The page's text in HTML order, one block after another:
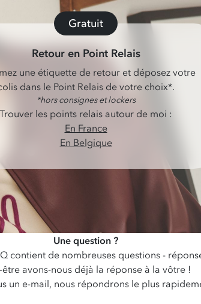
Gratuit
Retour en Point Relais
une étiquette de retour et déposez votre
dans le Point Relais de votre choix*.
*hors consignes et lockers
Trouver les points relais autour de moi :
En France
En Belgique
Une question ?
contient de nombreuses questions -
être avons-nous déjà la réponse à la vôtre !
un e-mail, nous répondrons le plus